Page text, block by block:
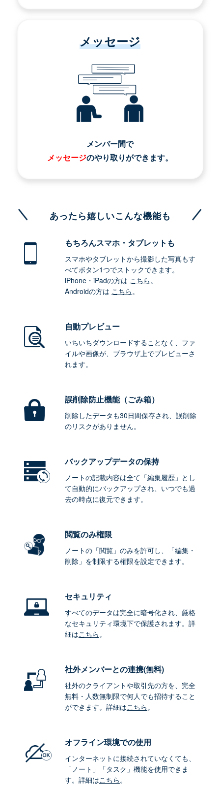
メッセージ
メンバー間で
メッセージのやり取りができます。
あったら嬉しいこんな機能も
もちろんスマホ・タブレットも
スマホやタブレットから撮影した写真もす
べてボタン1つでストックできます。
iPhone・iPadの方は こちら。
Androidの方は こちら。
自動プレビュー
いちいちダウンロードすることなく、ファ
イルや画像が、ブラウザ上でプレビューさ
れます。
誤削除防止機能（ごみ箱）
削除したデータも30日間保存され、誤削除
のリスクがありません。
バックアップデータの保持
ノートの記載内容は全て「編集履歴」とし
て自動的にバックアップされ、いつでも過
去の時点に復元できます。
閲覧のみ権限
ノートの「閲覧」のみを許可し、「編集・
削除」を制限する権限を設定できます。
セキュリティ
すべてのデータは完全に暗号化され、厳格
なセキュリティ環境下で保護されます。詳
細はこちら。
社外メンバーとの連携(無料)
社外のクライアントや取引先の方を、完全
無料・人数無制限で何人でも招待すること
ができます。詳細はこちら。
オフライン環境での使用
インターネットに接続されていなくても、
「ノート」「タスク」機能を使用できま
す。詳細はこちら。